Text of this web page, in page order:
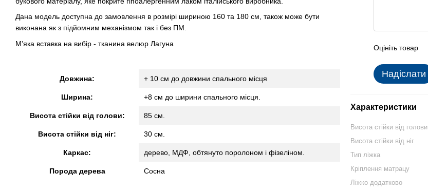
Дана модель доступна до замовлення в розмірі шириною 160 та 180 см, також може бути
виконана як з підйомним механізмом так і без ПМ.
М’яка вставка на вибір - тканина велюр Лагуна
Довжина: + 10 см до довжини спального місця
Ширина: +8 см до ширини спального місця.
Висота стійки від голови: 85 см.
Висота стійки від ніг: 30 см.
Каркас: дерево, МДФ, обтянуто поролоном і фізеліном.
Порода дерева Сосна
Оцініть товар
Надіслати
Характеристики
Висота стійки від голови
Висота стійки від ніг
Тип ліжка
Кріплення матрацу
Ліжко додатково